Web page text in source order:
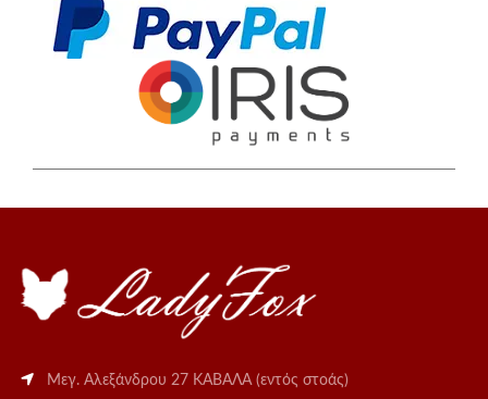
Μεγ. Αλεξάνδρου 27 ΚΑΒΑΛΑ (εντός στοάς)